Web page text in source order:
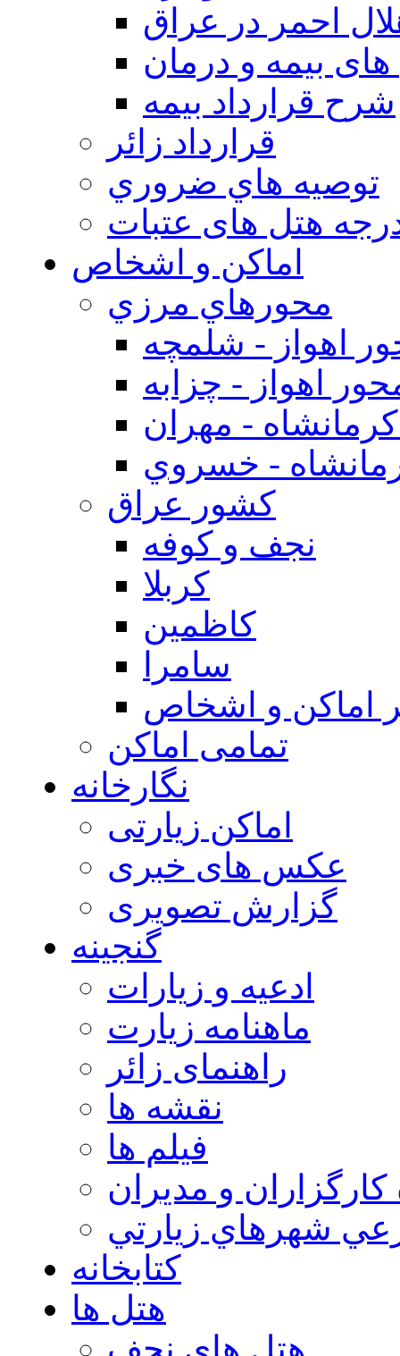
احمر در عراق
بیمه و درمان
شرح قرارداد بیمه
قرارداد زائر
توصيه هاي ضروري
هتل های عتبات
اماکن و اشخاص
محورهاي مرزي
اهواز - شلمچه
اهواز - چزابه
- مهران
- خسروي
كشور عراق
نجف و كوفه
كربلا
كاظمين
سامرا
اماكن و اشخاص
تمامی اماکن
نگارخانه
اماکن زیارتی
عکس های خبری
گزارش تصویری
گنجینه
ادعیه و زیارات
ماهنامه زیارت
راهنمای زائر
نقشه ها
فیلم ها
كارگزاران و مديران
شهرهاي زيارتي
کتابخانه
هتل ها
هتل های نجف